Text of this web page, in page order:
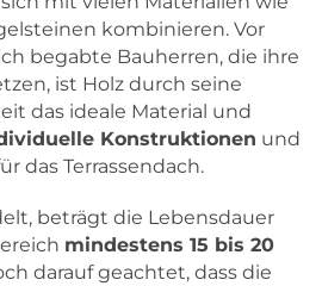
kombinieren. Vor
begabte Bauherren, die ihre
ist Holz durch seine
das ideale Material und
Konstruktionen und
das Terrassendach.
beträgt die Lebensdauer
mindestens 15 bis 20
darauf geachtet, dass die